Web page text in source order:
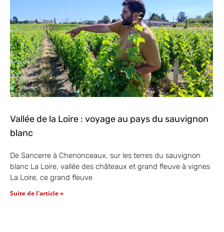
Vallée de la Loire : voyage au pays du sauvignon
blanc
De Sancerre à Chenonceaux, sur les terres du sauvignon
blanc La Loire, vallée des châteaux et grand fleuve à vignes
La Loire, ce grand fleuve
Suite de l'article »